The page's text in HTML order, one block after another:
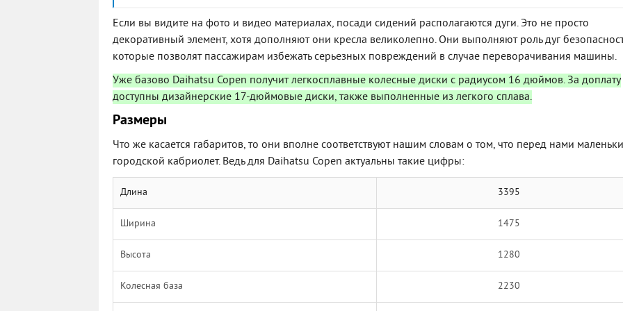
Если вы видите на фото и видео материалах, посади сидений располагаются дуги. Это не просто
декоративный элемент, хотя дополняют они кресла великолепно. Они выполняют роль дуг
которые позволят пассажирам избежать серьезных повреждений в случае переворачивания машины.
Уже базово Daihatsu Copen получит легкосплавные колесные диски с радиусом 16 дюймов. За доплату
доступны дизайнерские 17-дюймовые диски, также выполненные из легкого сплава.
Размеры
Что же касается габаритов, то они вполне соответствуют нашим словам о том, что перед нами
городской кабриолет. Ведь для Daihatsu Copen актуальны такие цифры:
Длина 3395
Ширина 1475
Высота 1280
Колесная база 2230